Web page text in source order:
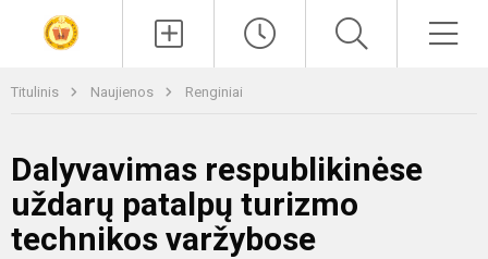
Titulinis Naujienos Renginiai
Dalyvavimas respublikinėse
uždarų patalpų turizmo
technikos varžybose